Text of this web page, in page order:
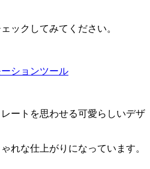
ックしてみてください。
ートを思わせる可愛らしいデザ
れな仕上がりになっています。